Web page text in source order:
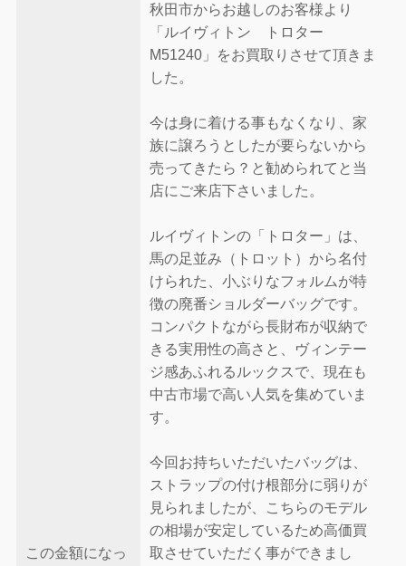
この金額になっ
秋田市からお越しのお客様より
「ルイヴィトン トロター
M51240」をお買取りさせて頂きま
した。
今は身に着ける事もなくなり、家
族に譲ろうとしたが要らないから
売ってきたら？と勧められてと当
店にご来店下さいました。
ルイヴィトンの「トロター」は、
馬の足並み（トロット）から名付
けられた、小ぶりなフォルムが特
徴の廃番ショルダーバッグです。
コンパクトながら長財布が収納で
きる実用性の高さと、ヴィンテー
ジ感あふれるルックスで、現在も
中古市場で高い人気を集めていま
す。
今回お持ちいただいたバッグは、
ストラップの付け根部分に弱りが
見られましたが、こちらのモデル
の相場が安定しているため高価買
取させていただく事ができまし